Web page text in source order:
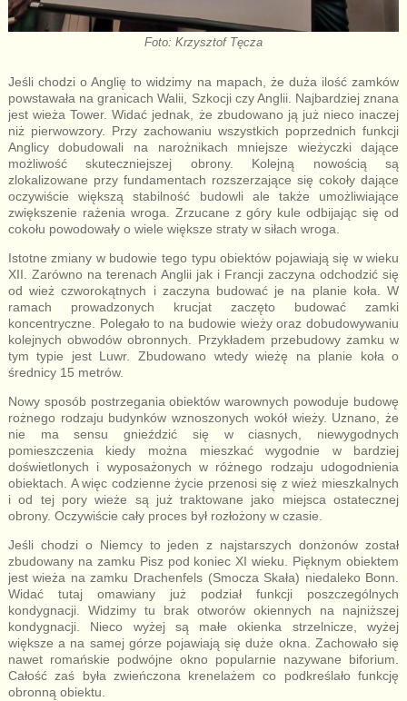
Foto: Krzysztof Tęcza
Jeśli chodzi o Anglię to widzimy na mapach, że duża ilość zamków
powstawała na granicach Walii, Szkocji czy Anglii. Najbardziej znana
jest wieża Tower. Widać jednak, że zbudowano ją już nieco inaczej
niż pierwowzory. Przy zachowaniu wszystkich poprzednich funkcji
Anglicy dobudowali na narożnikach mniejsze wieżyczki dające
możliwość skuteczniejszej obrony. Kolejną nowością są
zlokalizowane przy fundamentach rozszerzające się cokoły dające
oczywiście większą stabilność budowli ale także umożliwiające
zwiększenie rażenia wroga. Zrzucane z góry kule odbijając się od
cokołu powodowały o wiele większe straty w siłach wroga.
Istotne zmiany w budowie tego typu obiektów pojawiają się w wieku
XII. Zarówno na terenach Anglii jak i Francji zaczyna odchodzić się
od wież czworokątnych i zaczyna budować je na planie koła. W
ramach prowadzonych krucjat zaczęto budować zamki
koncentryczne. Polegało to na budowie wieży oraz dobudowywaniu
kolejnych obwodów obronnych. Przykładem przebudowy zamku w
tym typie jest Luwr. Zbudowano wtedy wieżę na planie koła o
średnicy 15 metrów.
Nowy sposób postrzegania obiektów warownych powoduje budowę
rożnego rodzaju budynków wznoszonych wokół wieży. Uznano, że
nie ma sensu gnieździć się w ciasnych, niewygodnych
pomieszczenia kiedy można mieszkać wygodnie w bardziej
doświetlonych i wyposażonych w różnego rodzaju udogodnienia
obiektach. A więc codzienne życie przenosi się z wież mieszkalnych
i od tej pory wieże są już traktowane jako miejsca ostatecznej
obrony. Oczywiście cały proces był rozłożony w czasie.
Jeśli chodzi o Niemcy to jeden z najstarszych donżonów został
zbudowany na zamku Pisz pod koniec XI wieku. Pięknym obiektem
jest wieża na zamku Drachenfels (Smocza Skała) niedaleko Bonn.
Widać tutaj omawiany już podział funkcji poszczególnych
kondygnacji. Widzimy tu brak otworów okiennych na najniższej
kondygnacji. Nieco wyżej są małe okienka strzelnicze, wyżej
większe a na samej górze pojawiają się duże okna. Zachowało się
nawet romańskie podwójne okno popularnie nazywane biforium.
Całość zaś była zwieńczona krenelażem co podkreślało funkcję
obronną obiektu.